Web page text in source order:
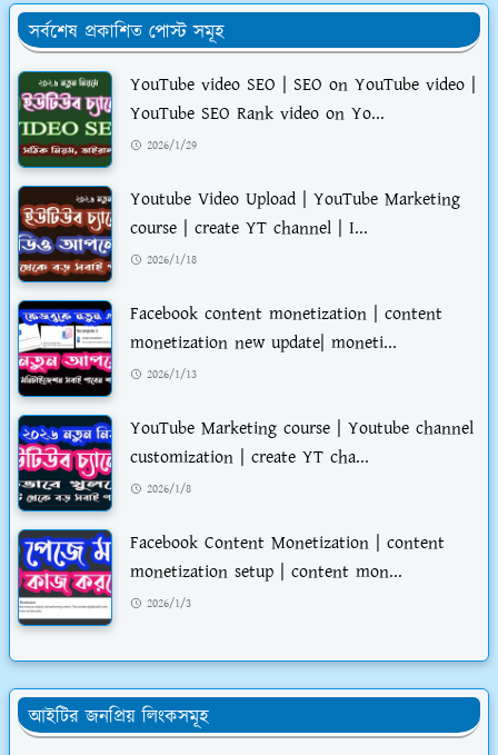
সর্বশেষ প্রকাশিত পোস্ট সমূহ
YouTube video SEO | SEO on YouTube video |
YouTube SEO Rank video on Yo...
2026/1/29
Youtube Video Upload | YouTube Marketing
course | create YT channel | I...
2026/1/18
Facebook content monetization | content
monetization new update| moneti...
2026/1/13
YouTube Marketing course | Youtube channel
customization | create YT cha...
2026/1/8
Facebook Content Monetization | content
monetization setup | content mon...
2026/1/3
আইটির জনপ্রিয় লিংকসমূহ